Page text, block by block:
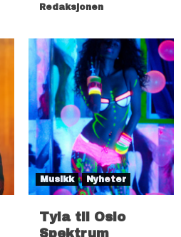
Redaksjonen
Musikk Nyheter
Tyla til Oslo
Spektrum